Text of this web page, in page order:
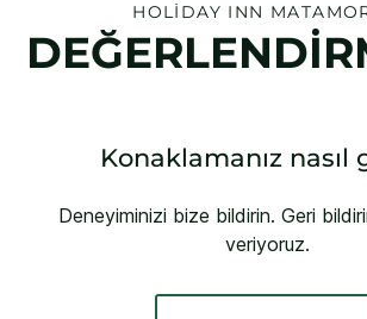
HOLIDAY INN
Konaklamanız nasıl
Deneyiminizi bize bildirin. Geri
veriyoruz.